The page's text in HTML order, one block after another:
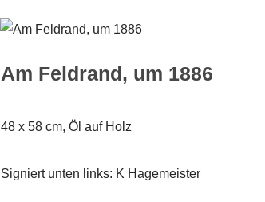
Am Feldrand, um 1886
48 x 58 cm, Öl auf Holz
Signiert unten links: K Hagemeister